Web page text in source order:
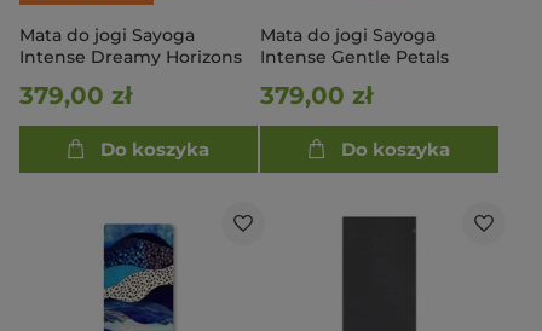
Mata do jogi Sayoga
Intense Dreamy Horizons
379,00 zł
Do koszyka
Mata do jogi Sayoga
Intense Gentle Petals
379,00 zł
Do koszyka